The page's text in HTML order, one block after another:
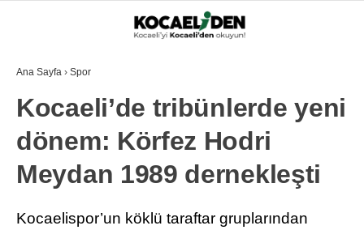
Ana Sayfa › Spor
Kocaeli’de tribünlerde yeni
dönem: Körfez Hodri
Meydan 1989 dernekleşti
Kocaelispor’un köklü taraftar gruplarından